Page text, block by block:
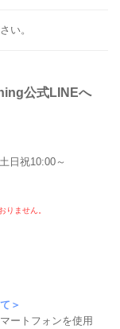
い。
公式LINEへ
日祝10:00～
りません。
＞
ートフォンを使用